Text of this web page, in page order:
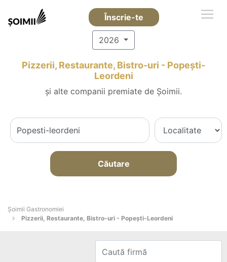
Înscrie-te
2026
Pizzerii, Restaurante, Bistro-uri - Popeşti-
Leordeni
și alte companii premiate de Șoimii.
Căutare
Șoimii Gastronomiei
Pizzerii, Restaurante, Bistro-uri - Popeşti-Leordeni